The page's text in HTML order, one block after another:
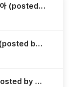
아 (posted b
(posted by
by bl